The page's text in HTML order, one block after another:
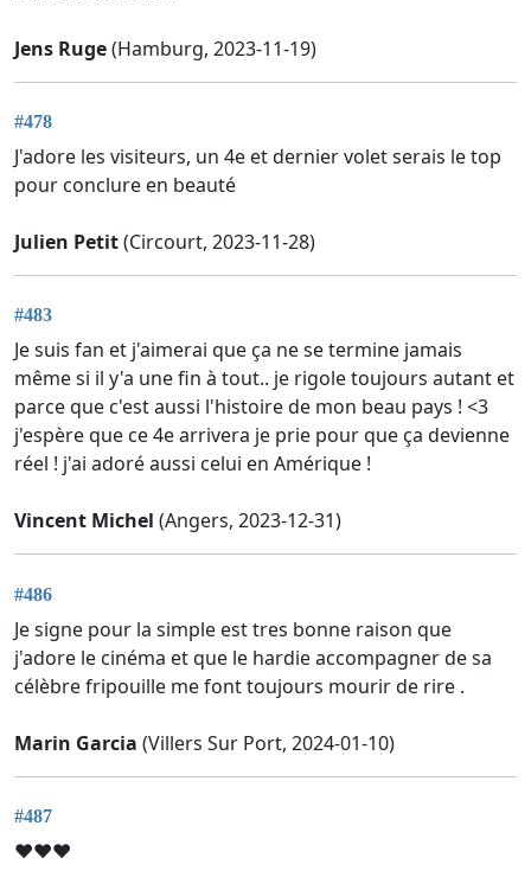
Jens Ruge(Hamburg, 2023-11-19)
#478
J'adore les visiteurs, un 4e et dernier volet serais le top
pour conclure en beauté
Julien Petit(Circourt, 2023-11-28)
#483
Je suis fan et j'aimerai que ça ne se termine jamais
même si il y'a une fin à tout.. je rigole toujours autant et
parce que c'est aussi l'histoire de mon beau pays ! <3
j'espère que ce 4e arrivera je prie pour que ça devienne
réel ! j'ai adoré aussi celui en Amérique !
Vincent Michel (Angers, 2023-12-31)
#486
Je signe pour la simple est tres bonne raison que
j'adore le cinéma et que le hardie accompagner de sa
célèbre fripouille me font toujours mourir de rire .
Marin Garcia (Villers Sur Port, 2024-01-10)
#487
❤️❤️❤️